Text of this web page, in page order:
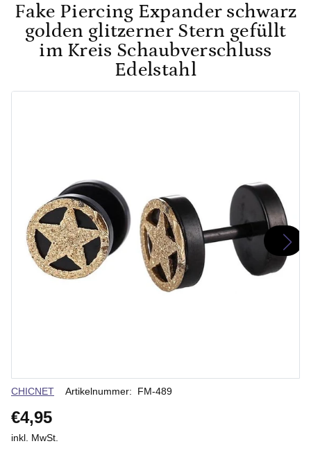
Fake Piercing Expander schwarz
golden glitzerner Stern gefüllt
im Kreis Schaubverschluss
Edelstahl
Verkäuferin
CHICNET Artikelnummer: FM-489
€4,95
inkl. MwSt.